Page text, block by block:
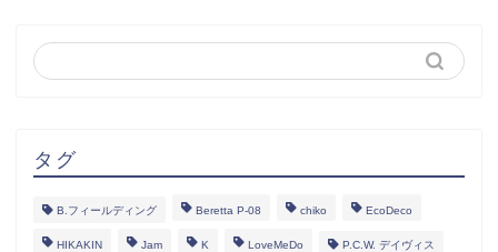
タグ
B.フィールディング Beretta P-08 chiko EcoDeco
HIKAKIN Jam K LoveMeDo P.C.W. デイヴィス